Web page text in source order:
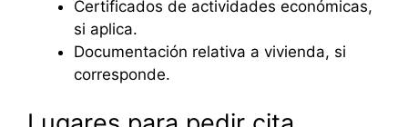
Certificados de actividades económicas,
si aplica.
Documentación relativa a vivienda, si
corresponde.